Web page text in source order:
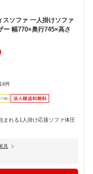
スソファ 一人掛けソファ
ー 幅770×奥行745×高さ
14件
まれる1人掛け応接ソファ体圧
具